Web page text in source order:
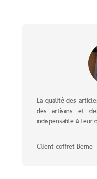
La qualité des
des artisans et
indispensable à leur
Client coffret Berne